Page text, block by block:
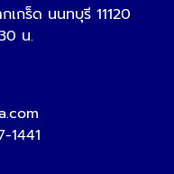
กร็ด นนทบุรี 11120
น.
1441